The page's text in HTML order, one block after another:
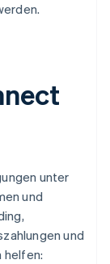
unter
und
und
helfen: